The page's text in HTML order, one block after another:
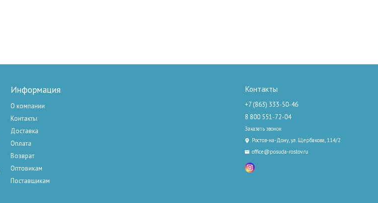
Информация
О компании
Контакты
Доставка
Оплата
Возврат
Оптовикам
Поставщикам
Контакты
+7 (863) 333-50-46
8 800 551-72-04
Заказать звонок
Ростов-на-Дону, ул. Щербакова, 114/2
office@posuda-rostov.ru